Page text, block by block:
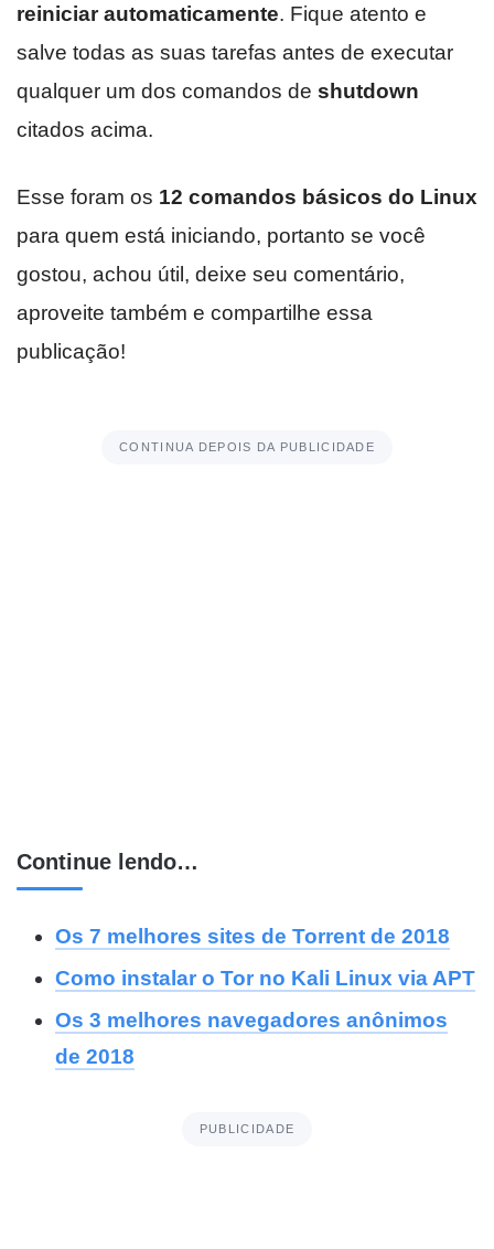
reiniciar automaticamente. Fique atento e
salve todas as suas tarefas antes de executar
qualquer um dos comandos de shutdown
citados acima.
Esse foram os 12 comandos básicos do Linux
para quem está iniciando, portanto se você
gostou, achou útil, deixe seu comentário,
aproveite também e compartilhe essa
publicação!
CONTINUA DEPOIS DA PUBLICIDADE
Continue lendo…
Os 7 melhores sites de Torrent de 2018
Como instalar o Tor no Kali Linux via APT
Os 3 melhores navegadores anônimos
de 2018
PUBLICIDADE